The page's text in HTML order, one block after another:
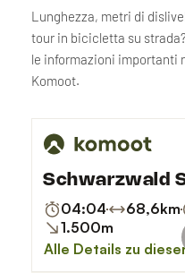
Lunghezza, metri di
tour in bicicletta su
le informazioni importanti
Komoot.